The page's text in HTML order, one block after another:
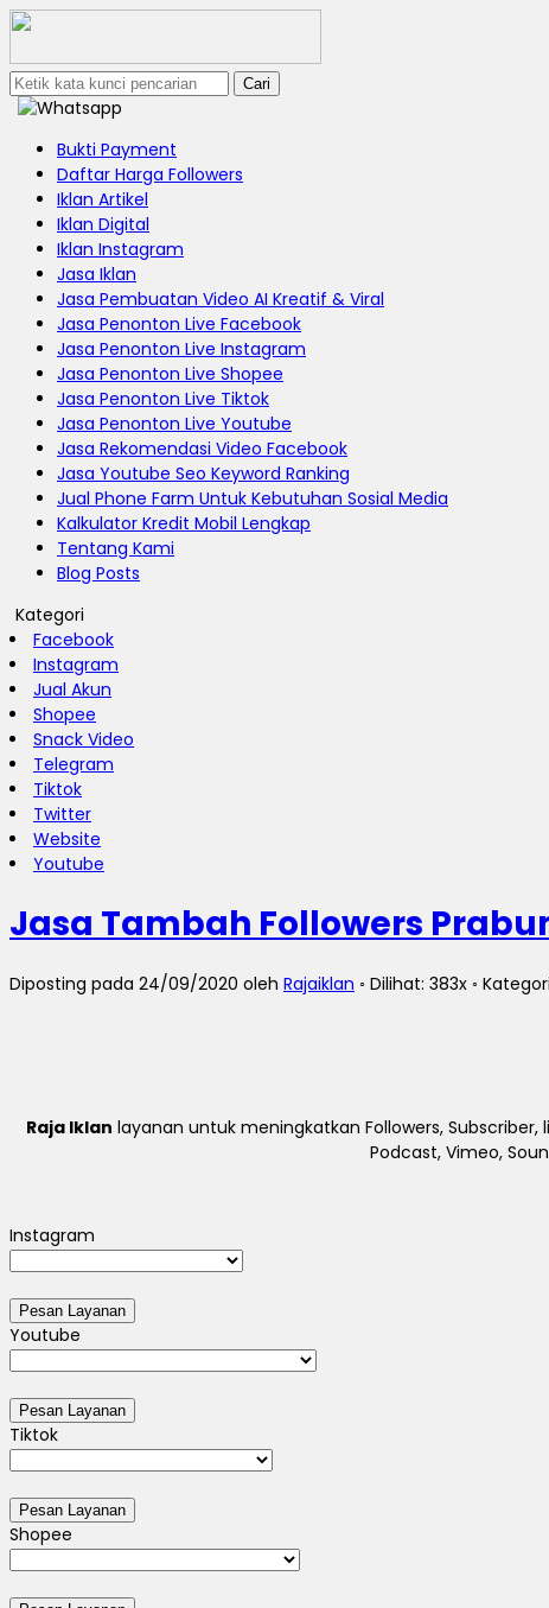
Cari
Bukti Payment
Daftar Harga Followers
Iklan Artikel
Iklan Digital
Iklan Instagram
Jasa Iklan
Jasa Pembuatan Video AI Kreatif & Viral
Jasa Penonton Live Facebook
Jasa Penonton Live Instagram
Jasa Penonton Live Shopee
Jasa Penonton Live Tiktok
Jasa Penonton Live Youtube
Jasa Rekomendasi Video Facebook
Jasa Youtube Seo Keyword Ranking
Jual Phone Farm Untuk Kebutuhan Sosial Media
Kalkulator Kredit Mobil Lengkap
Tentang Kami
Blog Posts
Kategori
Facebook
Instagram
Jual Akun
Shopee
Snack Video
Telegram
Tiktok
Twitter
Website
Youtube
Jasa Tambah Followers
Diposting pada 24/09/2020 oleh Rajaiklan ◦ Dilihat: 383x ◦
Raja Iklan layanan untuk meningkatkan Followers, Subscriber,
Podcast, Vimeo,
Instagram
Youtube
Tiktok
Shopee